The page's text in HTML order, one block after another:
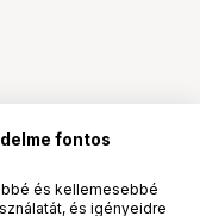
fontos
és kellemesebbé
és igényeidre